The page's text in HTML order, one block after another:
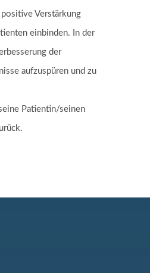
Verstärkung
einbinden. In der
der
aufzuspüren und zu
Patientin/seinen